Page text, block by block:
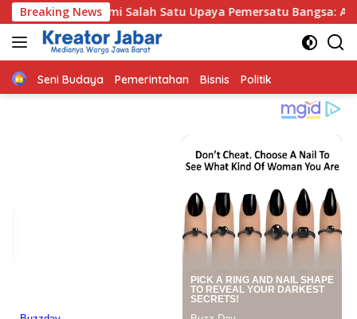
Langsung
ke
konten
Breaking News
Salah Satu Upaya Pemersatu Bangsa: AKBP Prianggo
Home
Seni Budaya Pemerintahan Bisnis Politik